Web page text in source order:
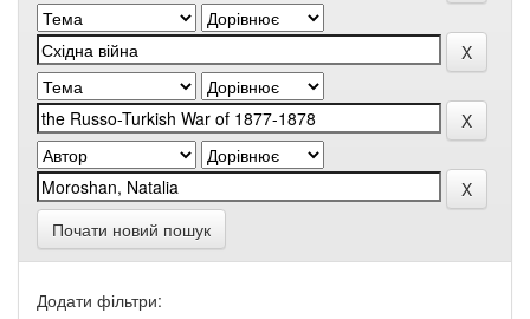
Почати новий пошук
Додати фільтри: